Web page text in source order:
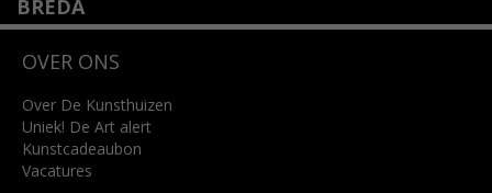
BREDA
4818 SB Breda
info@kunsthuisbreda.nl
Lees meer
OVER ONS
Over De Kunsthuizen
Uniek! De Art alert
Kunstcadeaubon
Vacatures